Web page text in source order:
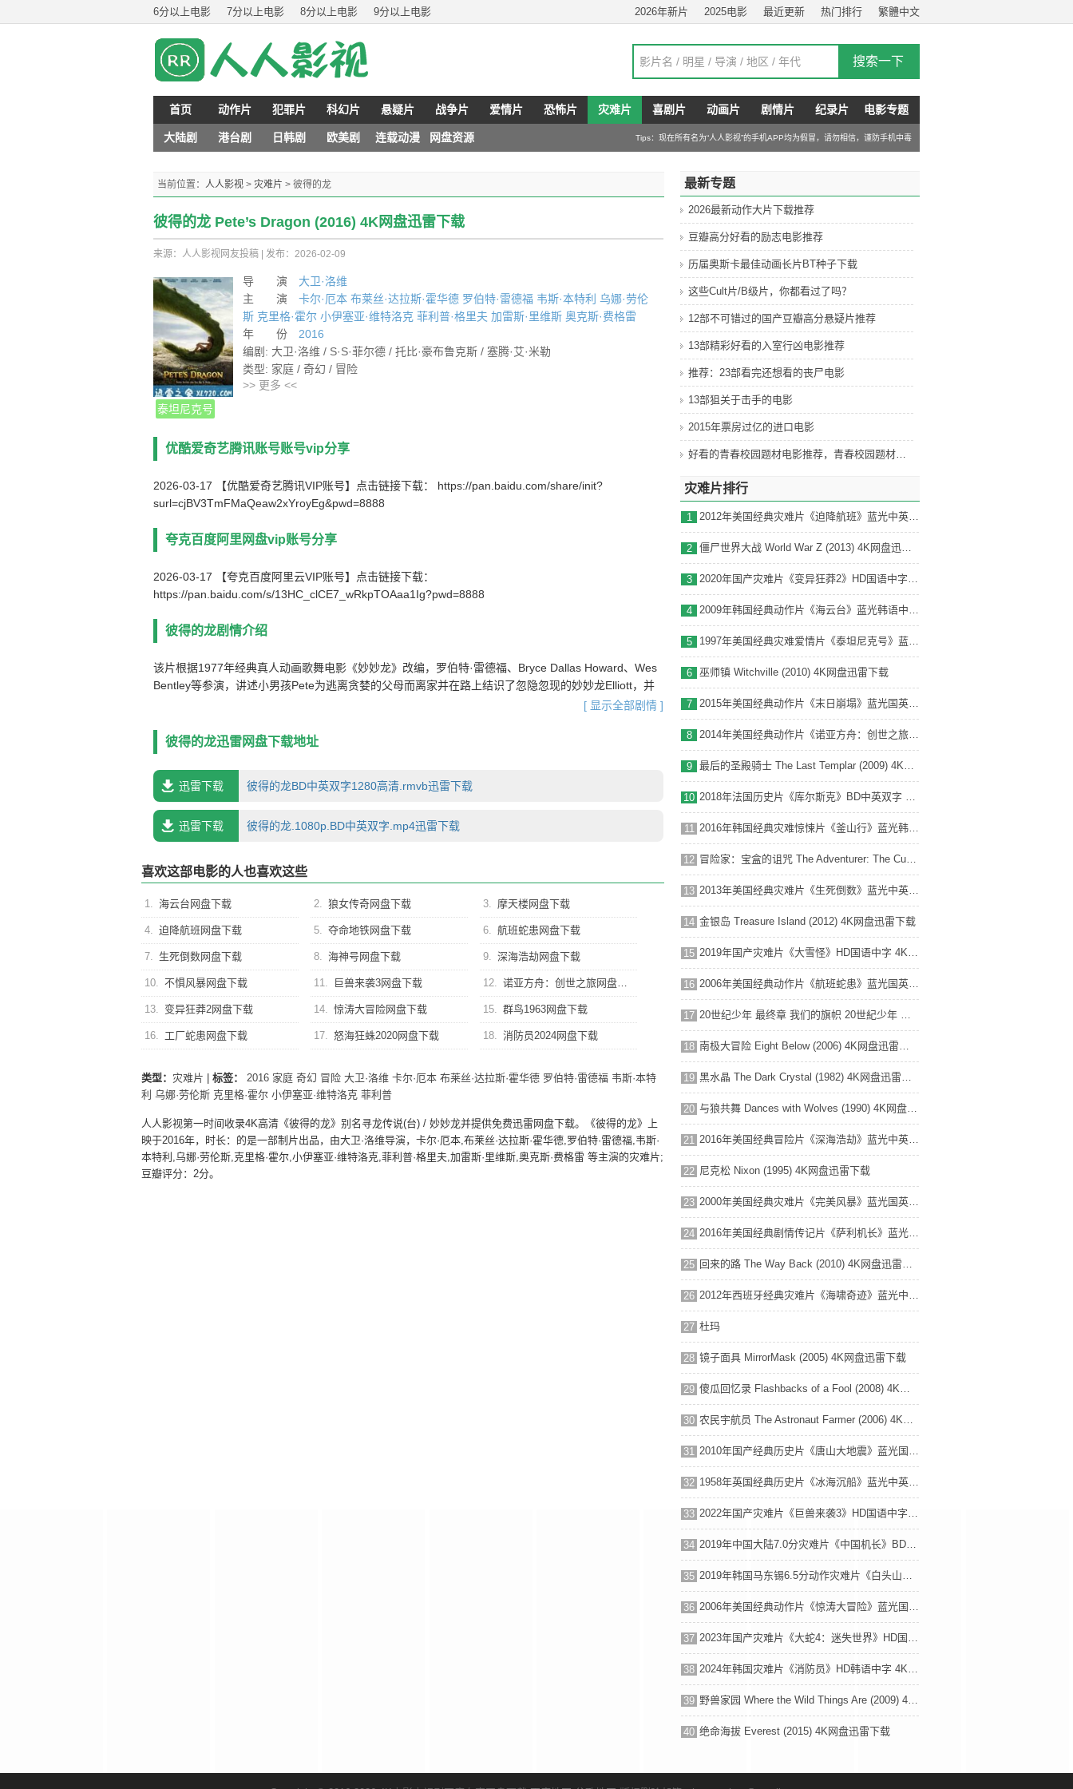
6分以上电影 7分以上电影 8分以上电影 9分以上电影 繁體中文
热门排行
最近更新
2025电影
2026年新片
首页 动作片 犯罪片 科幻片 悬疑片 战争片 爱情片 恐怖片 灾难片 喜剧片 动画片 剧情片 纪录片 电影专题
大陆剧 港台剧 日韩剧 欧美剧 连载动漫 网盘资源 Tips：现在所有名为“人人影视”的手机APP均为假冒，请勿相信，谨防手机中毒
当前位置： 人人影视 > 灾难片 > 彼得的龙
彼得的龙 Pete’s Dragon (2016) 4K网盘迅雷下载
来源：人人影视网友投稿 发布：2026-02-09
导 演 大卫·洛维
主 演 卡尔·厄本 布莱丝·达拉斯·霍华德 罗伯特·雷德福 韦斯·本特利 乌娜·劳伦
斯 克里格·霍尔 小伊塞亚·维特洛克 菲利普·格里夫 加雷斯·里维斯 奥克斯·费格雷
年 份 2016
编剧: 大卫·洛维 / S·S·菲尔德 / 托比·豪布鲁克斯 / 塞腾·艾·米勒
类型: 家庭 / 奇幻 / 冒险
官方网站: movies.disney.com/petes-dragon-2016
上映日期: 2016-08-12(美国)
片长: 103分钟
IMDb链接: tt2788732
>> 更多 <<
泰坦尼克号
优酷爱奇艺腾讯账号账号vip分享
2026-03-17 【优酷爱奇艺腾讯VIP账号】点击链接下载： https://pan.baidu.com/share/init?
surl=cjBV3TmFMaQeaw2xYroyEg&pwd=8888
夸克百度阿里网盘vip账号分享
2026-03-17 【夸克百度阿里云VIP账号】点击链接下载：
https://pan.baidu.com/s/13HC_clCE7_wRkpTOAaa1Ig?pwd=8888
彼得的龙剧情介绍
该片根据1977年经典真人动画歌舞电影《妙妙龙》改编，罗伯特·雷德福、Bryce Dallas Howard、Wes
Bentley等参演，讲述小男孩Pete为逃离贪婪的父母而离家并在路上结识了忽隐忽现的妙妙龙Elliott，并
[ 显示全部剧情 ]
彼得的龙迅雷网盘下载地址
迅雷下载 彼得的龙BD中英双字1280高清.rmvb迅雷下载
迅雷下载 彼得的龙.1080p.BD中英双字.mp4迅雷下载
喜欢这部电影的人也喜欢这些
1. 海云台网盘下载 2. 狼女传奇网盘下载 3. 摩天楼网盘下载
4. 迫降航班网盘下载 5. 夺命地铁网盘下载 6. 航班蛇患网盘下载
7. 生死倒数网盘下载 8. 海神号网盘下载 9. 深海浩劫网盘下载
10. 不惧风暴网盘下载 11. 巨兽来袭3网盘下载 12. 诺亚方舟：创世之旅网盘下载
13. 变异狂莽2网盘下载 14. 惊涛大冒险网盘下载 15. 群鸟1963网盘下载
16. 工厂蛇患网盘下载 17. 怒海狂蛛2020网盘下载 18. 消防员2024网盘下载
类型： 灾难片 标签： 2016 家庭 奇幻 冒险 大卫·洛维 卡尔·厄本 布莱丝·达拉斯·霍华德 罗伯特·雷德福 韦斯·本特
利 乌娜·劳伦斯 克里格·霍尔 小伊塞亚·维特洛克 菲利普
人人影视第一时间收录4K高清《彼得的龙》别名寻龙传说(台) / 妙妙龙并提供免费迅雷网盘下载。《彼得的龙》上
映于2016年，时长：的是一部制片出品，由大卫·洛维导演，卡尔·厄本,布莱丝·达拉斯·霍华德,罗伯特·雷德福,韦斯·
本特利,乌娜·劳伦斯,克里格·霍尔,小伊塞亚·维特洛克,菲利普·格里夫,加雷斯·里维斯,奥克斯·费格雷 等主演的灾难片;
豆瓣评分：2分。
最新专题
2026最新动作大片下载推荐
豆瓣高分好看的励志电影推荐
历届奥斯卡最佳动画长片BT种子下载
这些Cult片/B级片，你都看过了吗？
12部不可错过的国产豆瓣高分悬疑片推荐
13部精彩好看的入室行凶电影推荐
推荐：23部看完还想看的丧尸电影
13部狙关于击手的电影
2015年票房过亿的进口电影
好看的青春校园题材电影推荐，青春校园题材电影排行
灾难片排行
1 2012年美国经典灾难片《迫降航班》蓝光中英双字 4K网盘迅雷下载
2 僵尸世界大战 World War Z (2013) 4K网盘迅雷下载
3 2020年国产灾难片《变异狂莽2》HD国语中字 4K网盘迅雷下载
4 2009年韩国经典动作片《海云台》蓝光韩语中字 4K网盘迅雷下载
5 1997年美国经典灾难爱情片《泰坦尼克号》蓝光国粤英3语双字 4K网盘迅雷下载
6 巫师镇 Witchville (2010) 4K网盘迅雷下载
7 2015年美国经典动作片《末日崩塌》蓝光国英双语特效中英双字 4K网盘迅雷下载
8 2014年美国经典动作片《诺亚方舟：创世之旅》蓝光中英双字 4K网盘迅雷下载
9 最后的圣殿骑士 The Last Templar (2009) 4K网盘迅雷下载
10 2018年法国历史片《库尔斯克》BD中英双字 4K网盘迅雷下载
11 2016年韩国经典灾难惊悚片《釜山行》蓝光韩语中字 4K网盘迅雷下载
12 冒险家：宝盒的诅咒 The Adventurer: The Curse of the Midas Box (2013) 4K网盘迅雷下载
13 2013年美国经典灾难片《生死倒数》蓝光中英双字 4K网盘迅雷下载
14 金银岛 Treasure Island (2012) 4K网盘迅雷下载
15 2019年国产灾难片《大雪怪》HD国语中字 4K网盘迅雷下载
16 2006年美国经典动作片《航班蛇患》蓝光国英双语中英双字 4K网盘迅雷下载
17 20世纪少年 最终章 我们的旗帜 20世紀少年 最終章 ぼくらの旗 (2009) 4K网盘迅雷下载
18 南极大冒险 Eight Below (2006) 4K网盘迅雷下载
19 黑水晶 The Dark Crystal (1982) 4K网盘迅雷下载
20 与狼共舞 Dances with Wolves (1990) 4K网盘迅雷下载
21 2016年美国经典冒险片《深海浩劫》蓝光中英双字 4K网盘迅雷下载
22 尼克松 Nixon (1995) 4K网盘迅雷下载
23 2000年美国经典灾难片《完美风暴》蓝光国英双语中英双字 4K网盘迅雷下载
24 2016年美国经典剧情传记片《萨利机长》蓝光双语中英双字 4K网盘迅雷下载
25 回来的路 The Way Back (2010) 4K网盘迅雷下载
26 2012年西班牙经典灾难片《海啸奇迹》蓝光中英双字 4K网盘迅雷下载
27 杜玛
28 镜子面具 MirrorMask (2005) 4K网盘迅雷下载
29 傻瓜回忆录 Flashbacks of a Fool (2008) 4K网盘迅雷下载
30 农民宇航员 The Astronaut Farmer (2006) 4K网盘迅雷下载
31 2010年国产经典历史片《唐山大地震》蓝光国粤双语中字 4K网盘迅雷下载
32 1958年英国经典历史片《冰海沉船》蓝光中英双字 4K网盘迅雷下载
33 2022年国产灾难片《巨兽来袭3》HD国语中字 4K网盘迅雷下载
34 2019年中国大陆7.0分灾难片《中国机长》BD国语中字 4K网盘迅雷下载
35 2019年韩国马东锡6.5分动作灾难片《白头山》BD韩语中字 4K网盘迅雷下载
36 2006年美国经典动作片《惊涛大冒险》蓝光国英双语中英双字 4K网盘迅雷下载
37 2023年国产灾难片《大蛇4：迷失世界》HD国语中字 4K网盘迅雷下载
38 2024年韩国灾难片《消防员》HD韩语中字 4K网盘迅雷下载
39 野兽家园 Where the Wild Things Are (2009) 4K网盘迅雷下载
40 绝命海拔 Everest (2015) 4K网盘迅雷下载